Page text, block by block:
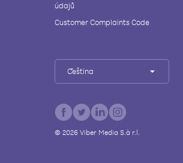
údajů
Customer Complaints Code
Čeština
© 2026Viber Media S.à r.l.